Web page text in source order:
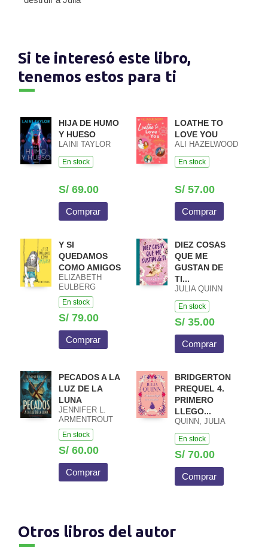
Si te interesó este libro,
tenemos estos para ti
HIJA DE HUMO
Y HUESO
LAINI TAYLOR
En stock
S/ 69.00
Comprar
LOATHE TO
LOVE YOU
ALI HAZELWOOD
En stock
S/ 57.00
Comprar
Y SI
QUEDAMOS
COMO AMIGOS
ELIZABETH
EULBERG
En stock
S/ 79.00
Comprar
DIEZ COSAS
QUE ME
GUSTAN DE
TI...
JULIA QUINN
En stock
S/ 35.00
Comprar
PECADOS A LA
LUZ DE LA
LUNA
JENNIFER L.
ARMENTROUT
En stock
S/ 60.00
Comprar
BRIDGERTON
PREQUEL 4.
PRIMERO
LLEGO...
QUINN, JULIA
En stock
S/ 70.00
Comprar
Otros libros del autor